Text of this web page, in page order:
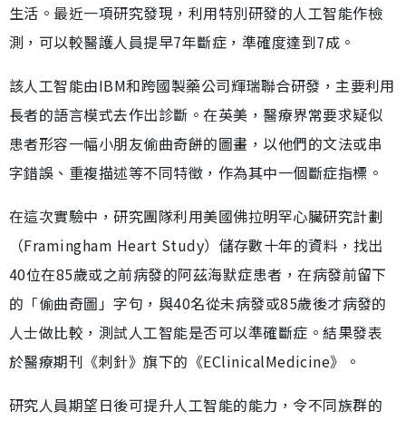
生活。最近一項研究發現，利用特別研發的人工智能作檢
測，可以較醫護人員提早7年斷症，準確度達到7成。
該人工智能由IBM和跨國製藥公司輝瑞聯合研發，主要利用
長者的語言模式去作出診斷。在英美，醫療界常要求疑似
患者形容一幅小朋友偷曲奇餅的圖畫，以他們的文法或串
字錯誤、重複描述等不同特徵，作為其中一個斷症指標。
在這次實驗中，研究團隊利用美國佛拉明罕心臟研究計劃
（Framingham Heart Study）儲存數十年的資料，找出
40位在85歲或之前病發的阿茲海默症患者，在病發前留下
的「偷曲奇圖」字句，與40名從未病發或85歲後才病發的
人士做比較，測試人工智能是否可以準確斷症。結果發表
於醫療期刊《刺針》旗下的《EClinicalMedicine》。
研究人員期望日後可提升人工智能的能力，令不同族群的